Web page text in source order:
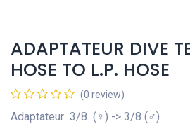
ADAPTATEUR DIVE
HOSE TO L.P. HOSE
(0 review)
Adaptateur 3/8 (♀) -> 3/8 (♂)